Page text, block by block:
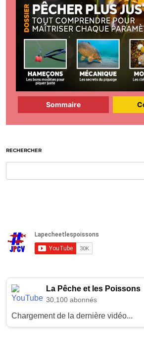
Sommaire
RECHERCHER
La Pêche et les Poissons
30,100 abonnés
Chargement de la dernière vidéo...